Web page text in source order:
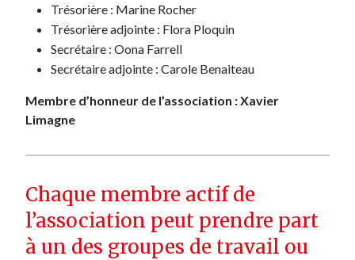
Trésorière : Marine Rocher
Trésorière adjointe : Flora Ploquin
Secrétaire : Oona Farrell
Secrétaire adjointe : Carole Benaiteau
Membre d’honneur de l’association : Xavier
Limagne
Chaque membre actif de
l’association peut prendre part
à un des groupes de travail ou